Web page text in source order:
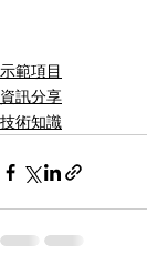
示範項目
資訊分享
技術知識